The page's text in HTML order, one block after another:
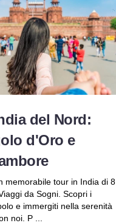
del Nord:
d'Oro e
memorabile tour in India di 8
da Sogni. Scopri i
e immergiti nella serenità
noi. P ...